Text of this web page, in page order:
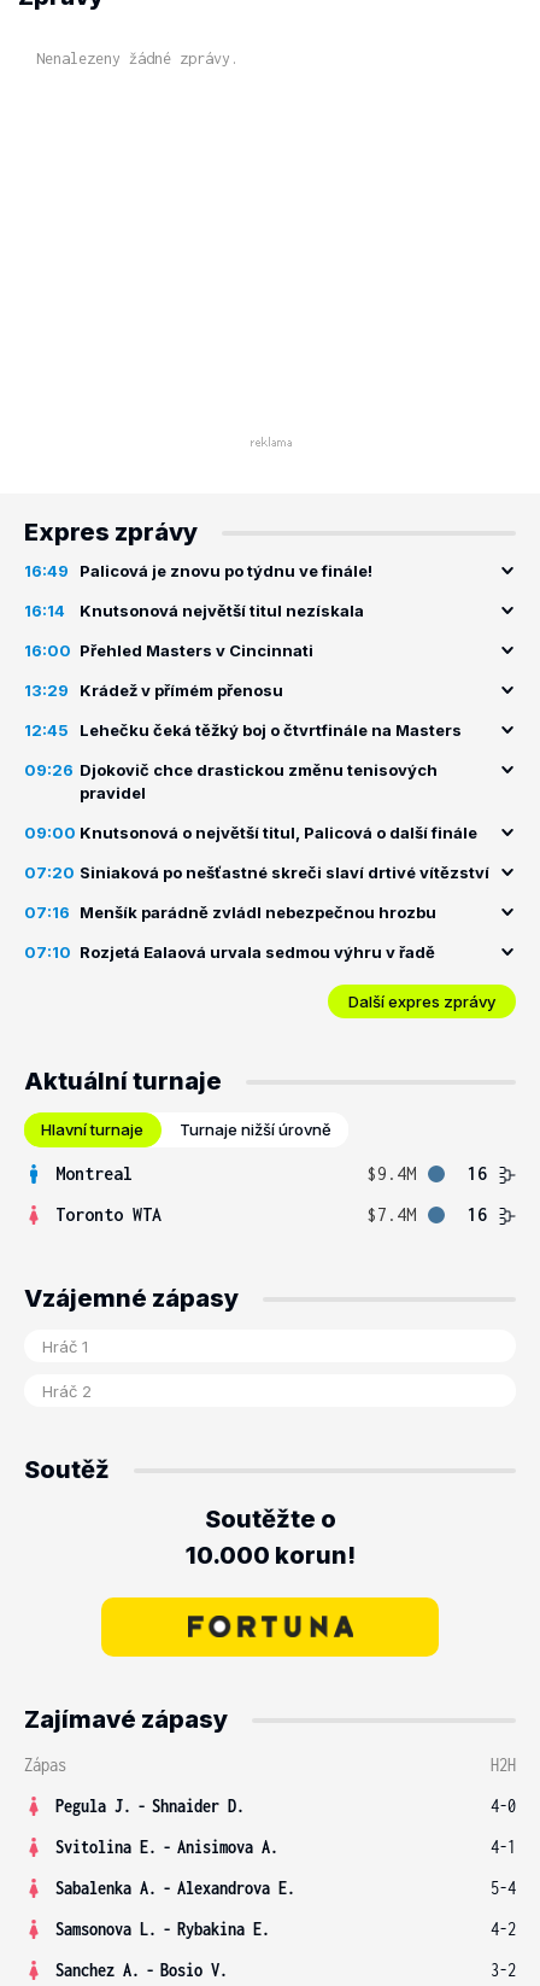
Nenalezeny žádné zprávy.
Expres zprávy
16:49 Palicová je znovu po týdnu ve finále!
16:14 Knutsonová největší titul nezískala
16:00 Přehled Masters v Cincinnati
13:29 Krádež v přímém přenosu
12:45 Lehečku čeká těžký boj o čtvrtfinále na Masters
09:26 Djokovič chce drastickou změnu tenisových
pravidel
09:00 Knutsonová o největší titul, Palicová o další finále
07:20 Siniaková po nešťastné skreči slaví drtivé vítězství
07:16 Menšík parádně zvládl nebezpečnou hrozbu
07:10 Rozjetá Ealaová urvala sedmou výhru v řadě
Další expres zprávy
Aktuální turnaje
Hlavní turnaje Turnaje nižší úrovně
Montreal $9.4M
16
Toronto WTA
$7.4M 16
Vzájemné zápasy
Soutěž
Soutěžte o
10.000 korun!
Zajímavé zápasy
Zápas
H2H
Pegula J. - Shnaider D.
4-0
Svitolina E. - Anisimova A.
4-1
Sabalenka A. - Alexandrova E.
5-4
Samsonova L. - Rybakina E.
4-2
Sanchez A. - Bosio V.
3-2